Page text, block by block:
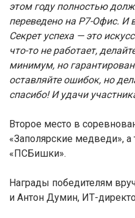
этом году полностью
переведено на Р7-Офис.
Секрет успеха — это
что-то не работает,
минимум, но
оставляйте ошибок, но
спасибо! И удачи
Второе место в
«Заполярские медведи»,
«ПСБишки».
Награды победителям
и Антон Думин, ИТ-